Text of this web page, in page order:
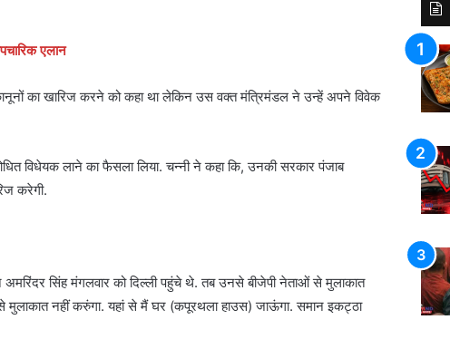
एलान
का खारिज करने को कहा था लेकिन उस वक्त मंत्रिमंडल ने उन्हें अपने विवेक
विधेयक लाने का फैसला लिया. चन्नी ने कहा कि, उनकी सरकार पंजाब
करेगी.
सिंह मंगलवार को दिल्ली पहुंचे थे. तब उनसे बीजेपी नेताओं से मुलाकात
मुलाकात नहीं करुंगा. यहां से मैं घर (कपूरथला हाउस) जाऊंगा. समान इकट्ठा